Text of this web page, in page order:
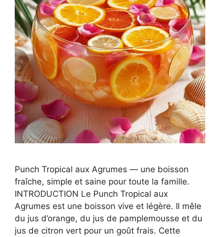
Punch Tropical aux Agrumes — une boisson
fraîche, simple et saine pour toute la famille.
INTRODUCTION Le Punch Tropical aux
Agrumes est une boisson vive et légère. Il mêle
du jus d’orange, du jus de pamplemousse et du
jus de citron vert pour un goût frais. Cette